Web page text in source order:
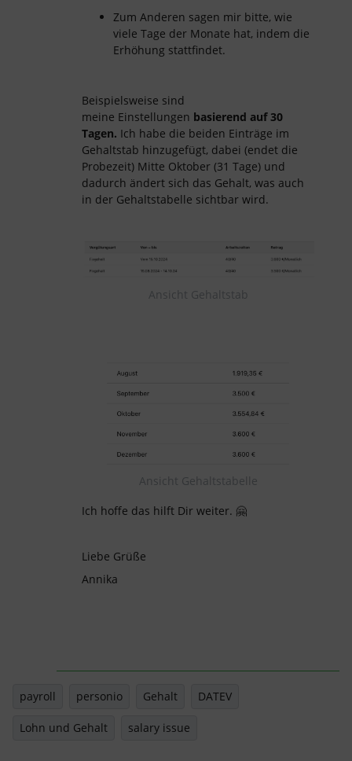
Zum Anderen sagen mir bitte, wie
viele Tage der Monate hat, indem die
Erhöhung stattfindet.
Beispielsweise sind
meine Einstellungen basierend auf 30
Tagen. Ich habe die beiden Einträge im
Gehaltstab hinzugefügt, dabei (endet die
Probezeit) Mitte Oktober (31 Tage) und
dadurch ändert sich das Gehalt, was auch
in der Gehaltstabelle sichtbar wird.
Ansicht Gehaltstab
Ansicht Gehaltstabelle
Ich hoffe das hilft Dir weiter. 🤗
Liebe Grüße
Annika
payroll personio Gehalt DATEV
Lohn und Gehalt salary issue